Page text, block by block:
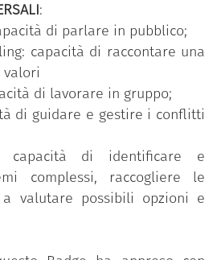
:
di parlare in pubblico;
capacità di raccontare una
valori
di lavorare in gruppo;
di guidare e gestire i conflitti
capacità di identificare e
complessi, raccogliere le
valutare possibili opzioni e